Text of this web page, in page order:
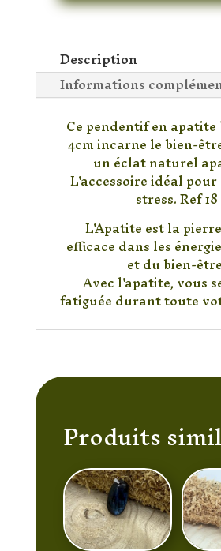
Pendentif
Description
Informations
Ce pendentif en apatite
4cm incarne le bien-
un éclat naturel
L'accessoire idéal
stress. Ref 18
L'Apatite est la
efficace dans les
et du bien-
Avec l'apatite, vous
fatiguée durant toute
Produits